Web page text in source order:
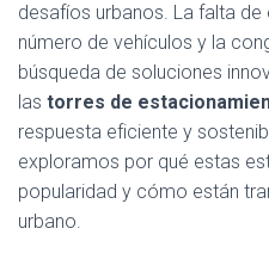
desafíos urbanos. La falta
número de vehículos y la
búsqueda de soluciones
las torres de
respuesta eficiente y
exploramos por qué estas
popularidad y cómo están
urbano.